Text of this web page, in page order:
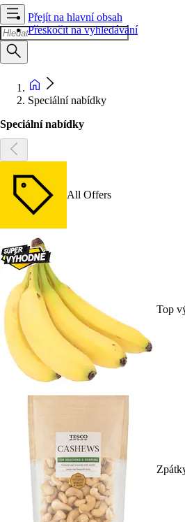
Přejít na hlavní obsah
Přeskočit na vyhledávání
Speciální nabídky
Speciální nabídky
All Offers
Top